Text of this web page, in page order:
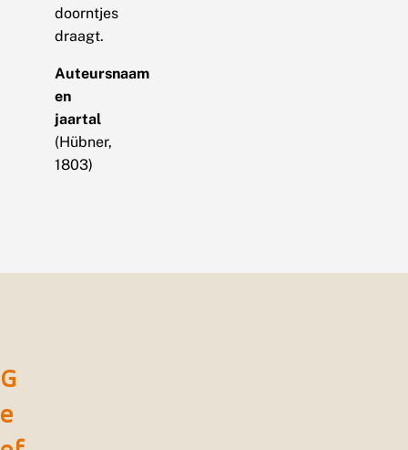
doorntjes
draagt.
Auteursnaam
en
jaartal
(Hübner,
1803)
G
e